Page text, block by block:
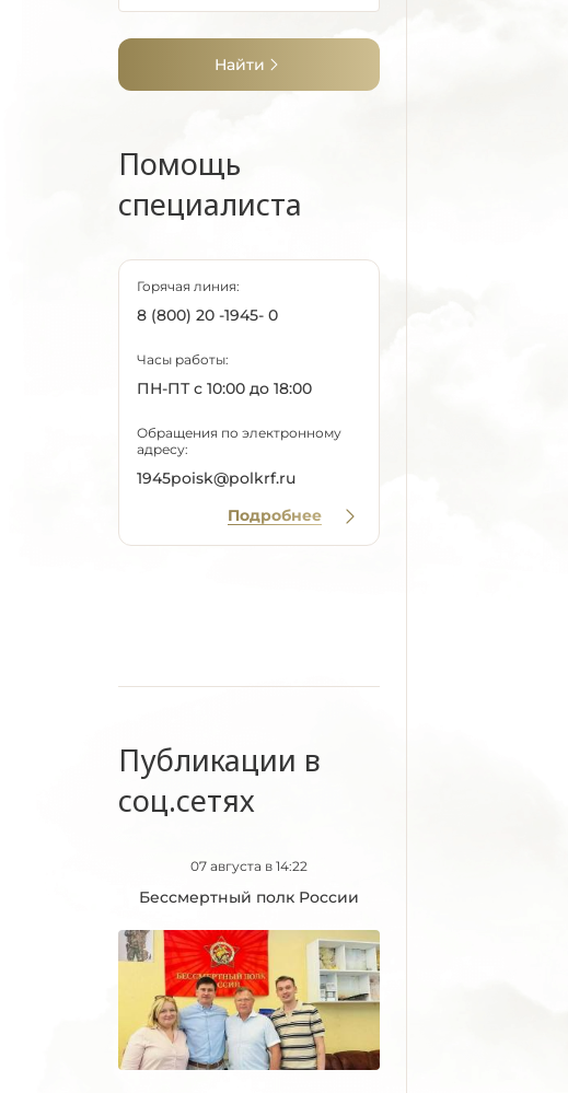
Найти
Помощь
специалиста
Горячая линия:
8 (800) 20 -1945- 0
Часы работы:
ПН-ПТ с 10:00 до 18:00
Обращения по электронному
адресу:
1945poisk@polkrf.ru
Подробнее
Публикации в
соц.сетях
07 августа в 14:22
Бессмертный полк России